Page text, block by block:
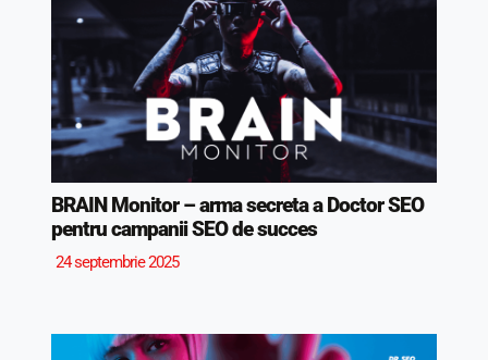
BRAIN Monitor – arma secreta a Doctor SEO
pentru campanii SEO de succes
24 septembrie 2025